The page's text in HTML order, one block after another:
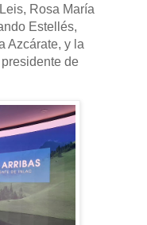
Rosa María
Estellés,
Azcárate, y la
de